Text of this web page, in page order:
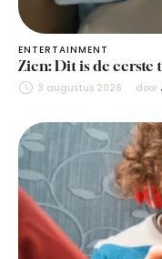
ENTERTAINMENT
Zien: Dit is de
3 augustus 2026 door